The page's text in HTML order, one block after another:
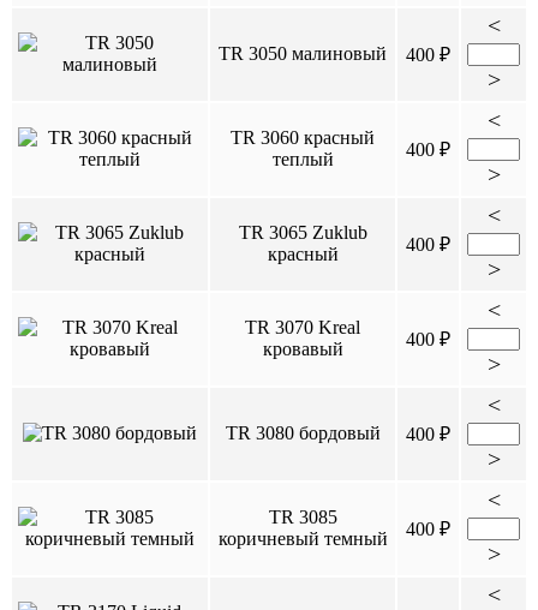
TR 3050 малиновый 400 ₽
<
>
TR 3060 красный
теплый
400 ₽
<
>
TR 3065 Zuklub
красный
400 ₽
<
>
TR 3070 Kreal
кровавый
400 ₽
<
>
TR 3080 бордовый 400 ₽
<
>
TR 3085
коричневый темный
400 ₽
<
>
<